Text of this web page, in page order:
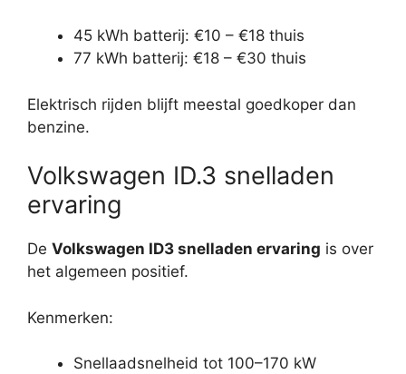
45 kWh batterij: €10 – €18 thuis
77 kWh batterij: €18 – €30 thuis
Elektrisch rijden blijft meestal goedkoper dan
benzine.
Volkswagen ID.3 snelladen
ervaring
De Volkswagen ID3 snelladen ervaring is over
het algemeen positief.
Kenmerken:
Snellaadsnelheid tot 100–170 kW